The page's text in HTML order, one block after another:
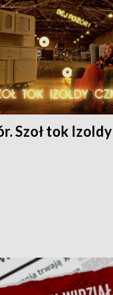
Szoł tok Izoldy